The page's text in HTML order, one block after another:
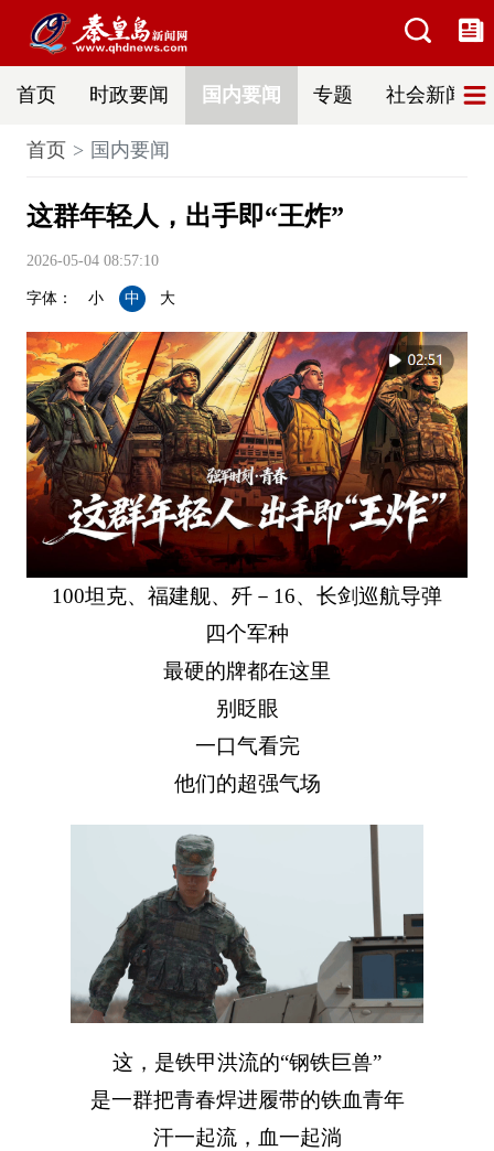
首页 时政要闻 国内要闻 专题 社会新闻
首页 国内要闻
这群年轻人，出手即“王炸”
2026-05-04 08:57:10
字体： 小 中 大
100坦克、福建舰、歼－16、长剑巡航导弹
四个军种
最硬的牌都在这里
别眨眼
一口气看完
他们的超强气场
这，是铁甲洪流的“钢铁巨兽”
是一群把青春焊进履带的铁血青年
汗一起流，血一起淌